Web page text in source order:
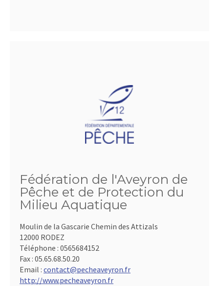
Fédération de l'Aveyron de
Pêche et de Protection du
Milieu Aquatique
Moulin de la Gascarie Chemin des Attizals
12000 RODEZ
Téléphone : 0565684152
Fax : 05.65.68.50.20
Email : contact@pecheaveyron.fr
http://www.pecheaveyron.fr